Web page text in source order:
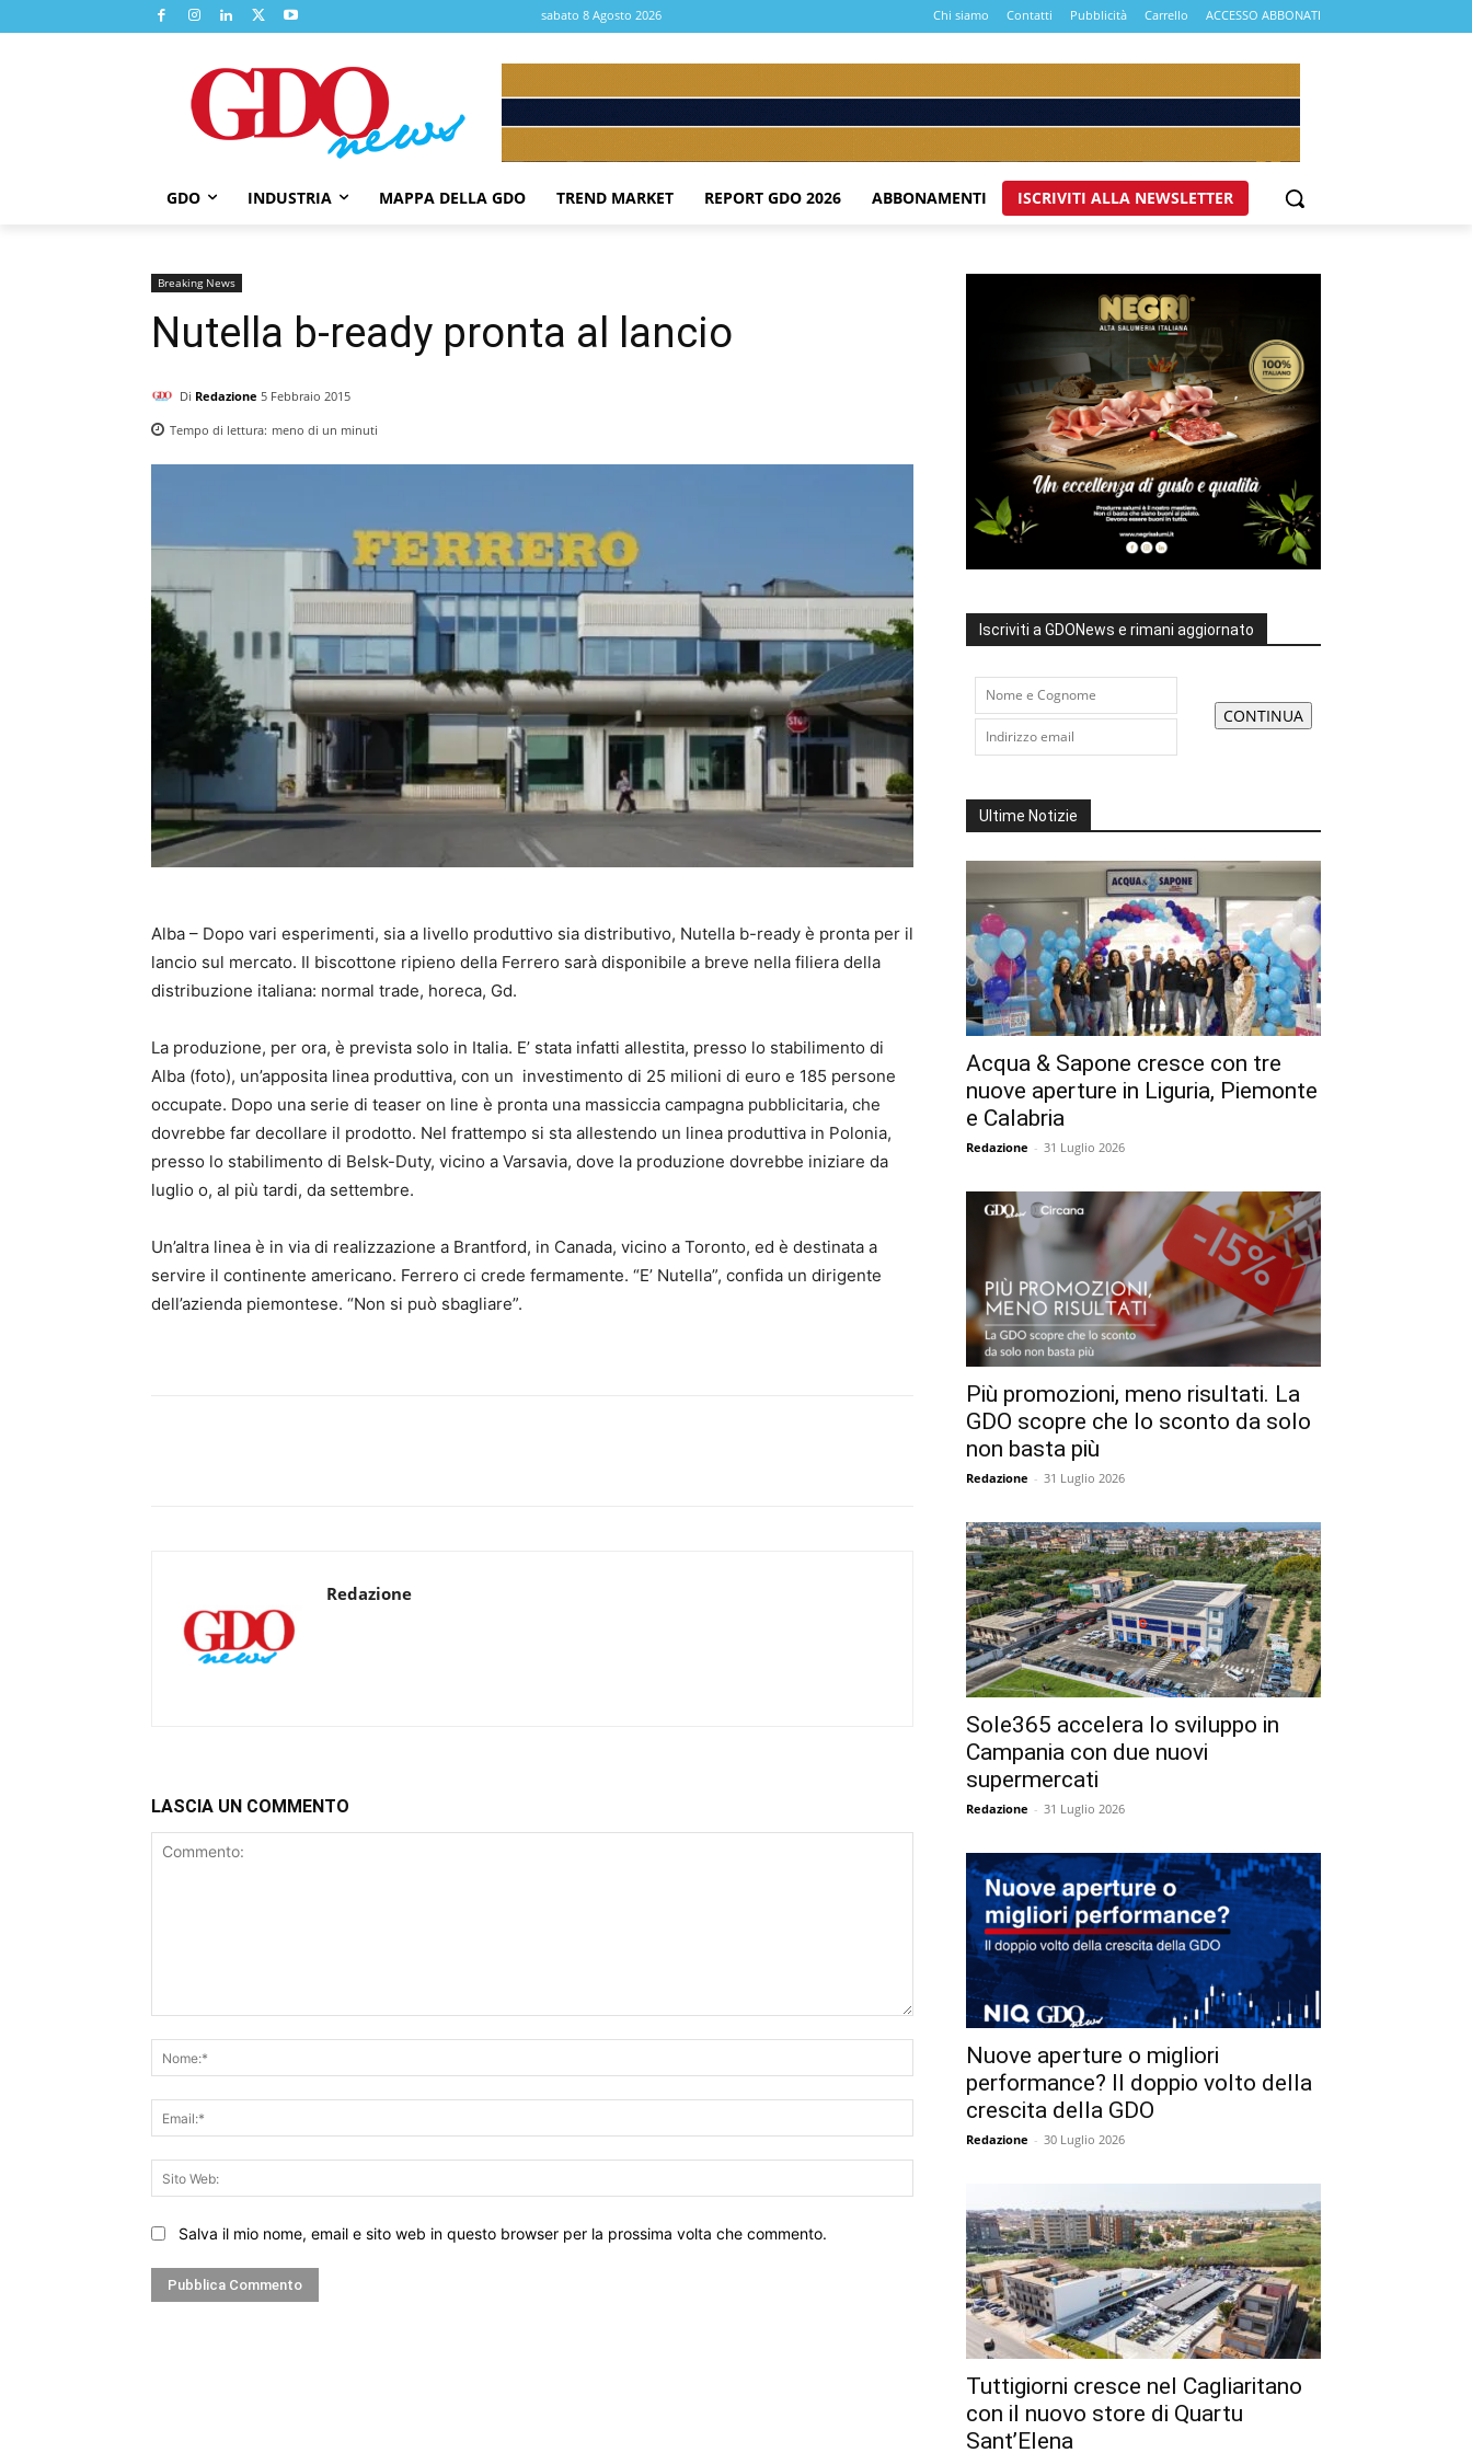
sabato 8 Agosto 2026 Chi siamo Contatti Pubblicità Carrello ACCESSO ABBONATI
GDO INDUSTRIA MAPPA DELLA GDO TREND MARKET REPORT GDO 2026 ABBONAMENTI ISCRIVITI ALLA NEWSLETTER
Breaking News
Nutella b-ready pronta al lancio
Di Redazione 5 Febbraio 2015
Tempo di lettura: meno di un minuti
Alba – Dopo vari esperimenti, sia a livello produttivo sia distributivo, Nutella b-ready è pronta per il
lancio sul mercato. Il biscottone ripieno della Ferrero sarà disponibile a breve nella filiera della
distribuzione italiana: normal trade, horeca, Gd.
La produzione, per ora, è prevista solo in Italia. E’ stata infatti allestita, presso lo stabilimento di
Alba (foto), un’apposita linea produttiva, con un investimento di 25 milioni di euro e 185 persone
occupate. Dopo una serie di teaser on line è pronta una massiccia campagna pubblicitaria, che
dovrebbe far decollare il prodotto. Nel frattempo si sta allestendo un linea produttiva in Polonia,
presso lo stabilimento di Belsk-Duty, vicino a Varsavia, dove la produzione dovrebbe iniziare da
luglio o, al più tardi, da settembre.
Un’altra linea è in via di realizzazione a Brantford, in Canada, vicino a Toronto, ed è destinata a
servire il continente americano. Ferrero ci crede fermamente. “E’ Nutella”, confida un dirigente
dell’azienda piemontese. “Non si può sbagliare”.
Redazione
LASCIA UN COMMENTO
Web:
Salva il mio nome, email e sito web in questo browser per la prossima volta che commento.
Iscriviti a GDONews e rimani aggiornato
Ultime Notizie
Acqua & Sapone cresce con tre
nuove aperture in Liguria, Piemonte
e Calabria
Redazione - 31 Luglio 2026
Più promozioni, meno risultati. La
GDO scopre che lo sconto da solo
non basta più
Redazione - 31 Luglio 2026
Sole365 accelera lo sviluppo in
Campania con due nuovi
supermercati
Redazione - 31 Luglio 2026
Nuove aperture o migliori
performance? Il doppio volto della
crescita della GDO
Redazione - 30 Luglio 2026
Tuttigiorni cresce nel Cagliaritano
con il nuovo store di Quartu
Sant’Elena